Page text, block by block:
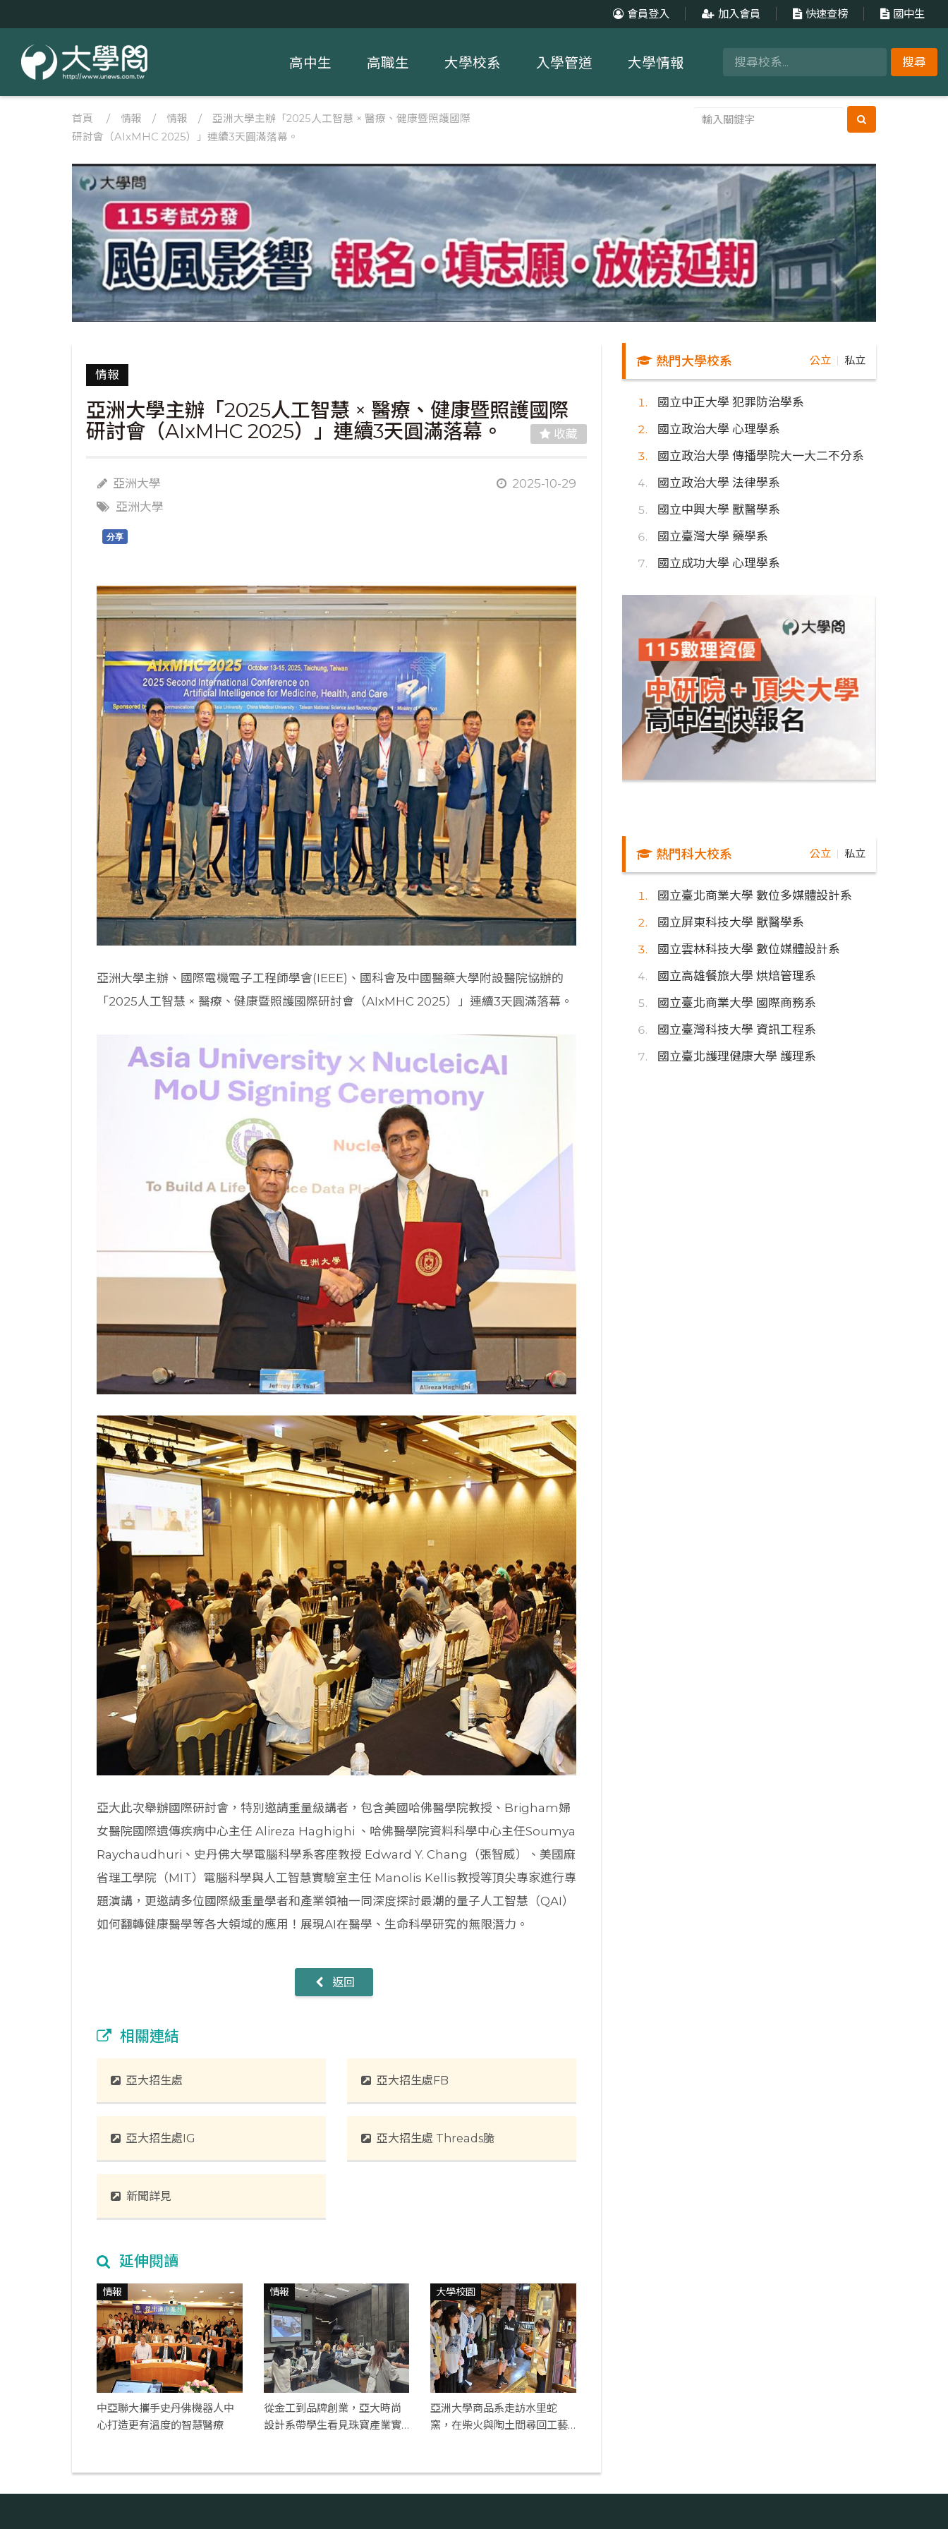
會員登入 加入會員 快速查榜 國中生
搜尋
高中生 高職生 大學校系 入學管道 大學情報
首頁 / 情報 / 情報 / 亞洲大學主辦「2025人工智慧 × 醫療、健康暨照護國際
研討會（AIxMHC 2025）」連續3天圓滿落幕。
情報
亞洲大學主辦「2025人工智慧 × 醫療、健康暨照護國際
研討會（AIxMHC 2025）」連續3天圓滿落幕。
收藏
亞洲大學
2025-10-29
亞洲大學
分享
亞洲大學主辦、國際電機電子工程師學會(IEEE)、國科會及中國醫藥大學附設醫院協辦的
「2025人工智慧 × 醫療、健康暨照護國際研討會（AIxMHC 2025）」連續3天圓滿落幕。
亞大此次舉辦國際研討會，特別邀請重量級講者，包含美國哈佛醫學院教授、Brigham婦
女醫院國際遺傳疾病中心主任 Alireza Haghighi 、哈佛醫學院資料科學中心主任Soumya
Raychaudhuri、史丹佛大學電腦科學系客座教授 Edward Y. Chang（張智威）、美國麻
省理工學院（MIT）電腦科學與人工智慧實驗室主任 Manolis Kellis教授等頂尖專家進行專
題演講，更邀請多位國際級重量學者和產業領袖一同深度探討最潮的量子人工智慧（QAI）
如何翻轉健康醫學等各大領域的應用！展現AI在醫學、生命科學研究的無限潛力。
返回
相關連結
亞大招生處 亞大招生處FB
亞大招生處IG 亞大招生處 Threads脆
新聞詳見
延伸閱讀
情報
中亞聯大攜手史丹佛機器人中
心打造更有溫度的智慧醫療
情報
從金工到品牌創業，亞大時尚
設計系帶學生看見珠寶產業實
大學校園
亞洲大學商品系走訪水里蛇
窯，在柴火與陶土間尋回工藝
熱門大學校系 公立 私立
國立中正大學 犯罪防治學系
國立政治大學 心理學系
國立政治大學 傳播學院大一大二不分系
國立政治大學 法律學系
國立中興大學 獸醫學系
國立臺灣大學 藥學系
國立成功大學 心理學系
熱門科大校系 公立 私立
國立臺北商業大學 數位多媒體設計系
國立屏東科技大學 獸醫學系
國立雲林科技大學 數位媒體設計系
國立高雄餐旅大學 烘焙管理系
國立臺北商業大學 國際商務系
國立臺灣科技大學 資訊工程系
國立臺北護理健康大學 護理系